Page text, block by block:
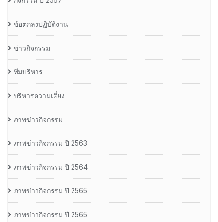
ข้อตกลงปฏิบัติงาน
ข่าวกิจกรรม
ทีมบริหาร
บริหารความเสี่ยง
ภาพข่าวกิจกรรม
ภาพข่าวกิจกรรม ปี 2563
ภาพข่าวกิจกรรม ปี 2564
ภาพข่าวกิจกรรม ปี 2565
ภาพข่าวกิจกรรม ปี 2565